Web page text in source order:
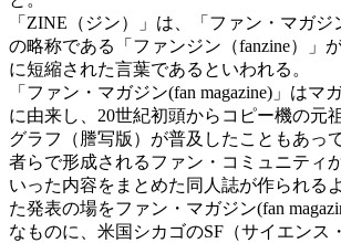
「ZINE（ジン）」は、「ファン・マガジ
の略称である「ファンジン（fanzine）」
に短縮された言葉であるといわれる。
「ファン・マガジン(fan magazine)」はマ
に由来し、20世紀初頭からコピー機の元
グラフ（謄写版）が普及したこともあっ
者らで形成されるファン・コミュニティ
いった内容をまとめた同人誌が作られる
た発表の場をファン・マガジン(fan
なものに、米国シカゴのSF（サイエンス